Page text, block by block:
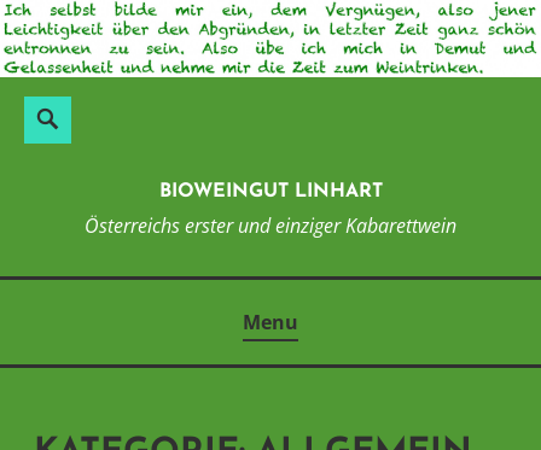
Skip
to
content
Search
BIOWEINGUT LINHART
Österreichs erster und einziger Kabarettwein
Menu